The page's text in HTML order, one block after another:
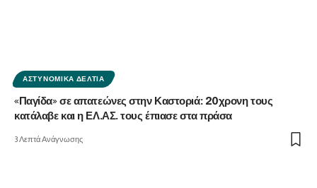
ΑΣΤΥΝΟΜΙΚΆ ΔΕΛΤΊΑ
«Παγίδα» σε απατεώνες στην Καστοριά: 20χρονη τους
κατάλαβε και η ΕΛ.ΑΣ. τους έπιασε στα πράσα
3 Λεπτά Ανάγνωσης